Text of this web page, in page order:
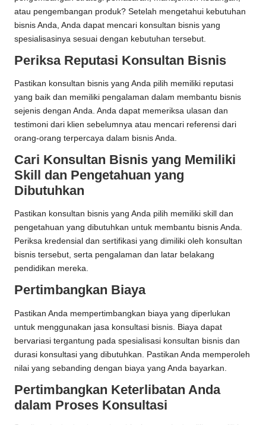
atau pengembangan produk? Setelah mengetahui kebutuhan
bisnis Anda, Anda dapat mencari konsultan bisnis yang
spesialisasinya sesuai dengan kebutuhan tersebut.
Periksa Reputasi Konsultan Bisnis
Pastikan konsultan bisnis yang Anda pilih memiliki reputasi
yang baik dan memiliki pengalaman dalam membantu bisnis
sejenis dengan Anda. Anda dapat memeriksa ulasan dan
testimoni dari klien sebelumnya atau mencari referensi dari
orang-orang terpercaya dalam bisnis Anda.
Cari Konsultan Bisnis yang Memiliki
Skill dan Pengetahuan yang
Dibutuhkan
Pastikan konsultan bisnis yang Anda pilih memiliki skill dan
pengetahuan yang dibutuhkan untuk membantu bisnis Anda.
Periksa kredensial dan sertifikasi yang dimiliki oleh konsultan
bisnis tersebut, serta pengalaman dan latar belakang
pendidikan mereka.
Pertimbangkan Biaya
Pastikan Anda mempertimbangkan biaya yang diperlukan
untuk menggunakan jasa konsultasi bisnis. Biaya dapat
bervariasi tergantung pada spesialisasi konsultan bisnis dan
durasi konsultasi yang dibutuhkan. Pastikan Anda memperoleh
nilai yang sebanding dengan biaya yang Anda bayarkan.
Pertimbangkan Keterlibatan Anda
dalam Proses Konsultasi